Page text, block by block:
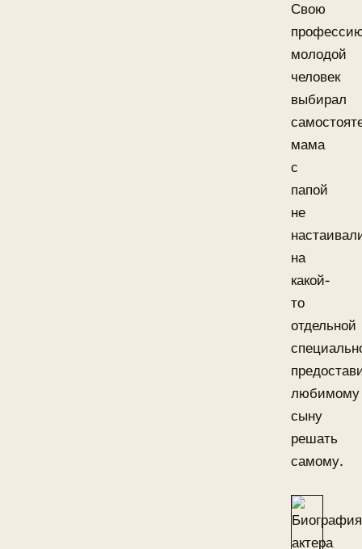
Свою
молодой
человек
выбирал
мама
с
папой
не
на
какой-
то
отдельной
любимому
сыну
решать
самому.